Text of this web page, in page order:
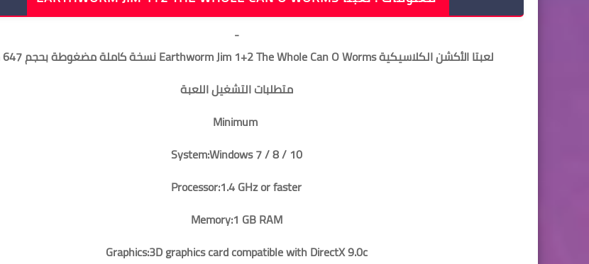
-
لعبتا الأكشن الكلاسيكية Earthworm Jim 1+2 The Whole Can O Worms نسخة كاملة مضغوطة بحجم 647 ميجا
متطلبات التشغيل اللعبة
Minimum
System:Windows 7 / 8 / 10
Processor:1.4 GHz or faster
Memory:1 GB RAM
Graphics:3D graphics card compatible with DirectX 9.0c